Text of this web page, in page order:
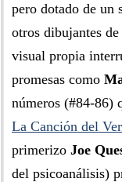
pero dotado de un
otros dibujantes
visual propia
promesas como
números (#84-86)
La Canción del
primerizo Joe
del psicoanálisis)